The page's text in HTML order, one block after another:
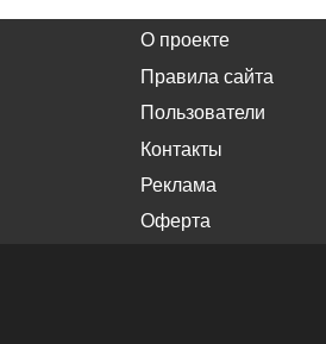
О проекте
Правила сайта
Пользователи
Контакты
Реклама
Оферта